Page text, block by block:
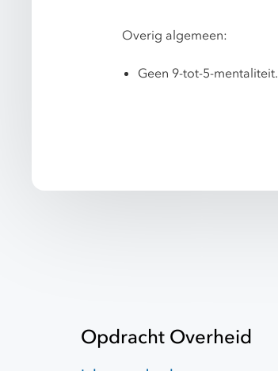
Overig algemeen:
Geen 9-tot-5-mentaliteit.
Opdracht Overheid